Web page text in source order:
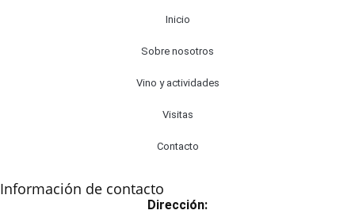
Inicio
Sobre nosotros
Vino y actividades
Visitas
Contacto
Información de contacto
Dirección: